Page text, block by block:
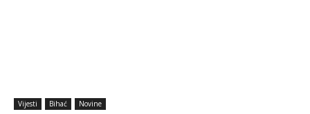
Vijesti Bihać Novine